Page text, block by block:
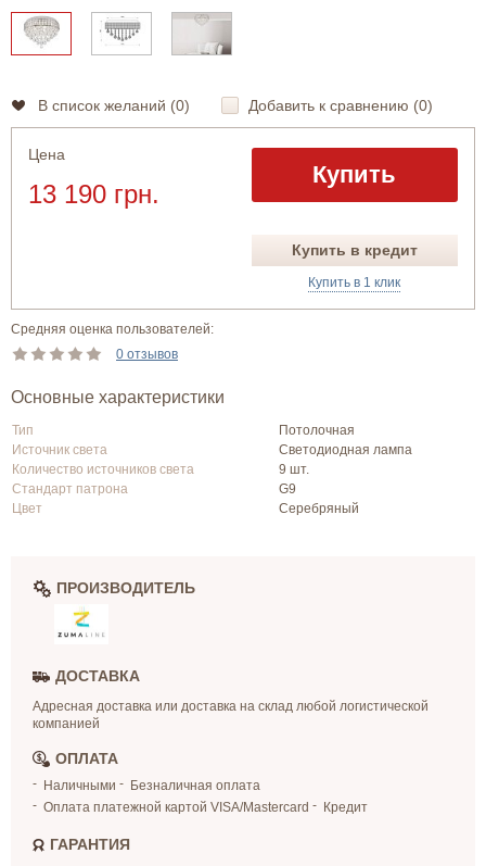
В список желаний (0) Добавить к сравнению (0)
Цена
13 190 грн.
Купить
Купить в кредит
Купить в 1 клик
Средняя оценка пользователей:
0 отзывов
Основные характеристики
Тип
Потолочная
Источник света
Светодиодная лампа
Количество источников света
9 шт.
Стандарт патрона
G9
Цвет
Серебряный
ПРОИЗВОДИТЕЛЬ
ДОСТАВКА
Адресная доставка или доставка на склад любой логистической
компанией
ОПЛАТА
Наличными
Безналичная оплата
Оплата платежной картой VISA/Mastercard
Кредит
ГАРАНТИЯ